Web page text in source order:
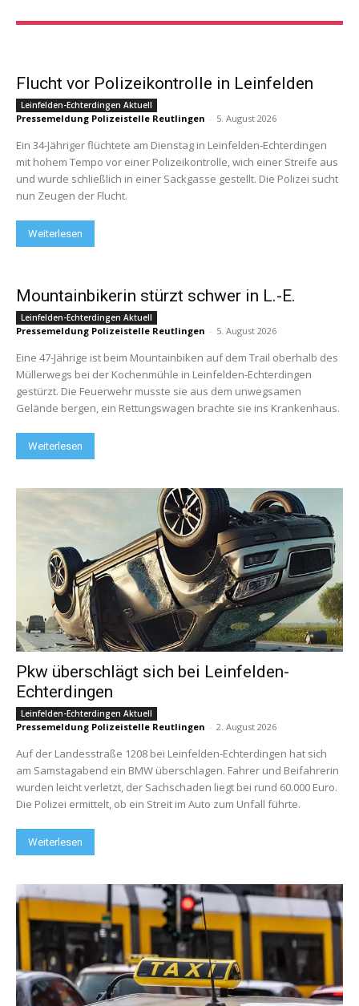
Flucht vor Polizeikontrolle in Leinfelden
Leinfelden-Echterdingen Aktuell
Pressemeldung Polizeistelle Reutlingen - 5. August 2026
Ein 34-Jähriger flüchtete am Dienstag in Leinfelden-Echterdingen
mit hohem Tempo vor einer Polizeikontrolle, wich einer Streife aus
und wurde schließlich in einer Sackgasse gestellt. Die Polizei sucht
nun Zeugen der Flucht.
Weiterlesen
Mountainbikerin stürzt schwer in L.-E.
Leinfelden-Echterdingen Aktuell
Pressemeldung Polizeistelle Reutlingen - 5. August 2026
Eine 47-Jährige ist beim Mountainbiken auf dem Trail oberhalb des
Müllerwegs bei der Kochenmühle in Leinfelden-Echterdingen
gestürzt. Die Feuerwehr musste sie aus dem unwegsamen
Gelände bergen, ein Rettungswagen brachte sie ins Krankenhaus.
Weiterlesen
Pkw überschlägt sich bei Leinfelden-
Echterdingen
Leinfelden-Echterdingen Aktuell
Pressemeldung Polizeistelle Reutlingen - 2. August 2026
Auf der Landesstraße 1208 bei Leinfelden-Echterdingen hat sich
am Samstagabend ein BMW überschlagen. Fahrer und Beifahrerin
wurden leicht verletzt, der Sachschaden liegt bei rund 60.000 Euro.
Die Polizei ermittelt, ob ein Streit im Auto zum Unfall führte.
Weiterlesen